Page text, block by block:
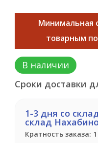
Минимальная
товарным
В наличии
Сроки доставки
1-3 дня со
склад
Кратность заказа: